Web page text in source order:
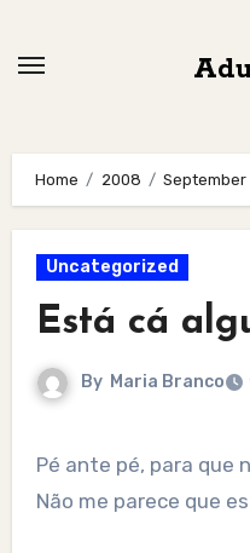
Home 2008 September
Uncategorized
Está cá
By Maria Branco
Pé ante pé, para que ninguém dê por mim, entro.
Não me parece que